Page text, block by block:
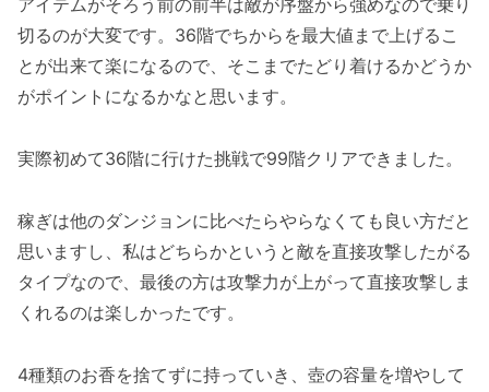
アイテムがそろう前の前半は敵が序盤から強めなので乗り
切るのが大変です。36階でちからを最大値まで上げるこ
とが出来て楽になるので、そこまでたどり着けるかどうか
がポイントになるかなと思います。
実際初めて36階に行けた挑戦で99階クリアできました。
稼ぎは他のダンジョンに比べたらやらなくても良い方だと
思いますし、私はどちらかというと敵を直接攻撃したがる
タイプなので、最後の方は攻撃力が上がって直接攻撃しま
くれるのは楽しかったです。
4種類のお香を捨てずに持っていき、壺の容量を増やして